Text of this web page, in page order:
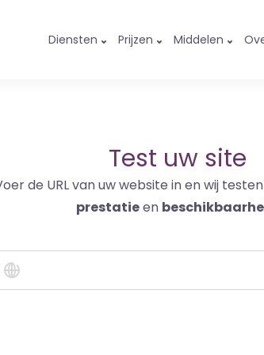
Diensten Prijzen Middelen
Test uw site
de URL van uw website in en wij
prestatieen